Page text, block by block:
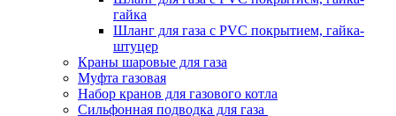
гайка
Шланг для газа с PVC покрытием, гайка-
штуцер
Краны шаровые для газа
Муфта газовая
Набор кранов для газового котла
Сильфонная подводка для газа